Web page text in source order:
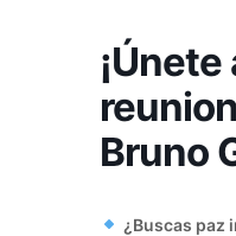
Bruno
¿Buscas paz